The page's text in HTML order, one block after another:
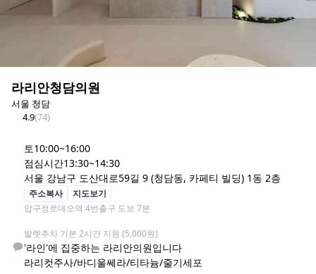
라리안청담의원
서울 청담
4.9(74)
토10:00~16:00
점심시간13:30~14:30
서울 강남구 도산대로59길 9 (청담동, 카페티 빌딩) 1동 2층
주소복사
지도보기
압구정로데오역 4번출구 도보 7분
발렛주차 기본 2시간 지원 (5,000원)
'라인'에 집중하는 라리안의원입니다
라리컷주사/바디울쎄라/티타늄/줄기세포